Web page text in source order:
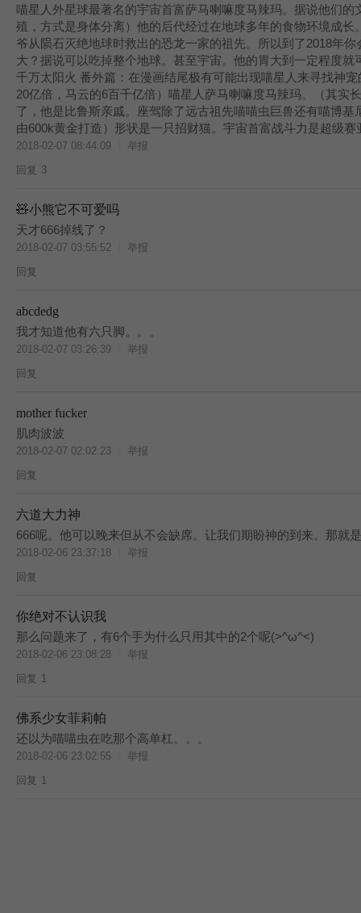
T
T
T
喵星人外星球最著名的宇宙首富萨马喇嘛度马辣玛。据说他们
殖，方式是身体分离）他的后代经过在地球多年的食物环境成
爷从陨石灭绝地球时救出的恐龙一家的祖先。所以到了2018年
大？据说可以吃掉整个地球。甚至宇宙。他的胃大到一定程度
千万太阳火 番外篇：在漫画结尾极有可能出现喵星人来寻找神
20亿倍，马云的6百千亿倍）喵星人萨马喇嘛度马辣玛。（其实
了，他是比鲁斯亲戚。座驾除了远古祖先喵喵虫巨兽还有喵博
由600k黄金打造）形状是一只招财猫。宇宙首富战斗力是超级赛
2018-02-07 08:44:09
举报
回复 3
🧸小熊它不可爱吗
天才666掉线了？
2018-02-07 03:55:52
举报
回复
abcdedg
我才知道他有六只脚。。。
2018-02-07 03:26:39
举报
回复
mother fucker
肌肉波波
2018-02-07 02:02:23
举报
回复
六道大力神
666呢。他可以晚来但从不会缺席。让我们期盼神的到来。那
2018-02-06 23:37:18
举报
回复
你绝对不认识我
那么问题来了，有6个手为什么只用其中的2个呢(>^ω^<)
2018-02-06 23:08:28
举报
回复 1
佛系少女菲莉帕
还以为喵喵虫在吃那个高单杠。。。
2018-02-06 23:02:55
举报
回复 1